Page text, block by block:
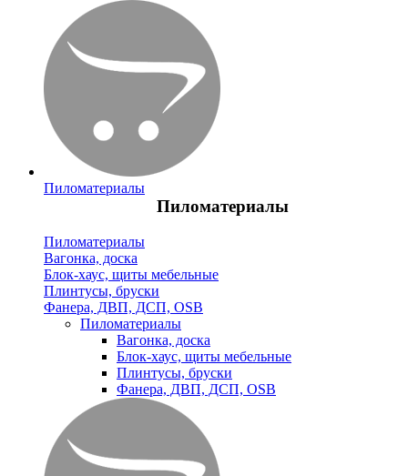
Пиломатериалы
Пиломатериалы
Пиломатериалы
Вагонка, доска
Блок-хаус, щиты мебельные
Плинтусы, бруски
Фанера, ДВП, ДСП, OSB
Пиломатериалы
Вагонка, доска
Блок-хаус, щиты мебельные
Плинтусы, бруски
Фанера, ДВП, ДСП, OSB